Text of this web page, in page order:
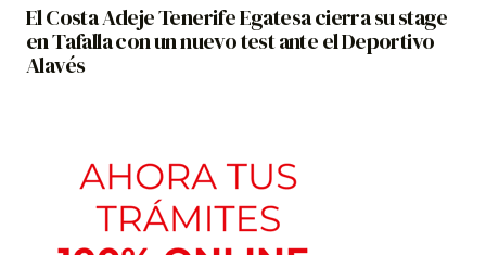
El Costa Adeje Tenerife Egatesa cierra su stage
en Tafalla con un nuevo test ante el Deportivo
Alavés